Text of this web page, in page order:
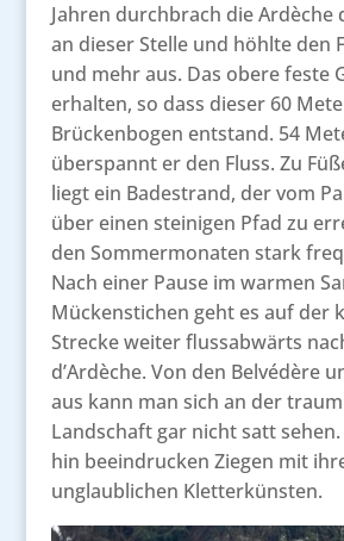
Jahren durchbrach die Ardèche
an dieser Stelle und höhlte den
und mehr aus. Das obere feste
erhalten, so dass dieser 60
Brückenbogen entstand. 54
überspannt er den Fluss. Zu
liegt ein Badestrand, der vom
über einen steinigen Pfad zu
den Sommermonaten stark
Nach einer Pause im warmen
Mückenstichen geht es auf der
Strecke weiter flussabwärts
d’Ardèche. Von den Belvédère
aus kann man sich an der
Landschaft gar nicht satt
hin beeindrucken Ziegen mit
unglaublichen Kletterkünsten.